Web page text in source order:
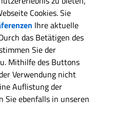
Cookies. Sie
Ihre aktuelle
das Betätigen des
Sie der
Mithilfe des Buttons
Verwendung nicht
Auflistung der
Sie ebenfalls in unseren